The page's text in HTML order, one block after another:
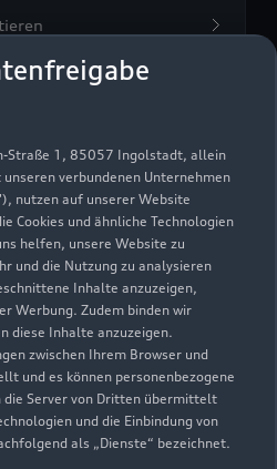
Straße 1, 85057 Ingolstadt, allein
verbundenen Unternehmen
nutzen auf unserer Website
Cookies und ähnliche Technologien
helfen, unsere Website zu
und die Nutzung zu analysieren
Inhalte anzuzeigen,
Werbung. Zudem binden wir
diese Inhalte anzuzeigen.
zwischen Ihrem Browser und
und es können personenbezogene
die Server von Dritten übermittelt
und die Einbindung von
als „Dienste“ bezeichnet.